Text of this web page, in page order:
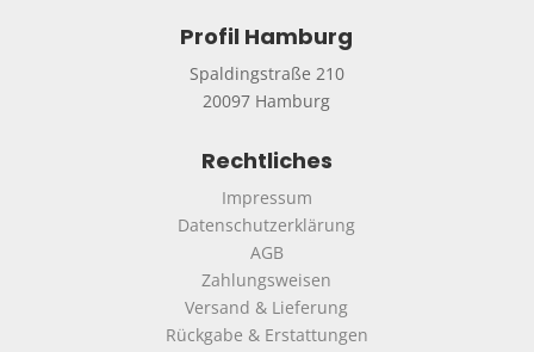
Profil Hamburg
Spaldingstraße 210
20097 Hamburg
Rechtliches
Impressum
Datenschutzerklärung
AGB
Zahlungsweisen
Versand & Lieferung
Rückgabe & Erstattungen